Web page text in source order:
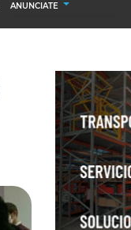
ANUNCIATE
Email Marketing
Branded Content
Publicidad Revista